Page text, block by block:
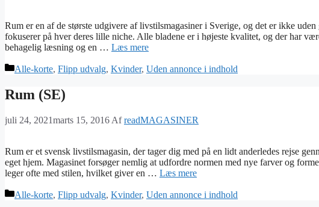
Rum er en af de største udgivere af livstilsmagasiner i Sverige, og det er ikke
fokuserer på hver deres lille niche. Alle bladene er i højeste kvalitet, og der har
behagelig læsning og en … Læs mere
Kategorier
Alle-korte, Flipp udvalg, Kvinder, Uden annonce i indhold
Rum (SE)
juli 24, 2021marts 15, 2016 AfreadMAGASINER
Rum er et svensk livstilsmagasin, der tager dig med på en lidt anderledes rejse
eget hjem. Magasinet forsøger nemlig at udfordre normen med nye farver og
leger ofte med stilen, hvilket giver en … Læs mere
Kategorier
Alle-korte, Flipp udvalg, Kvinder, Uden annonce i indhold